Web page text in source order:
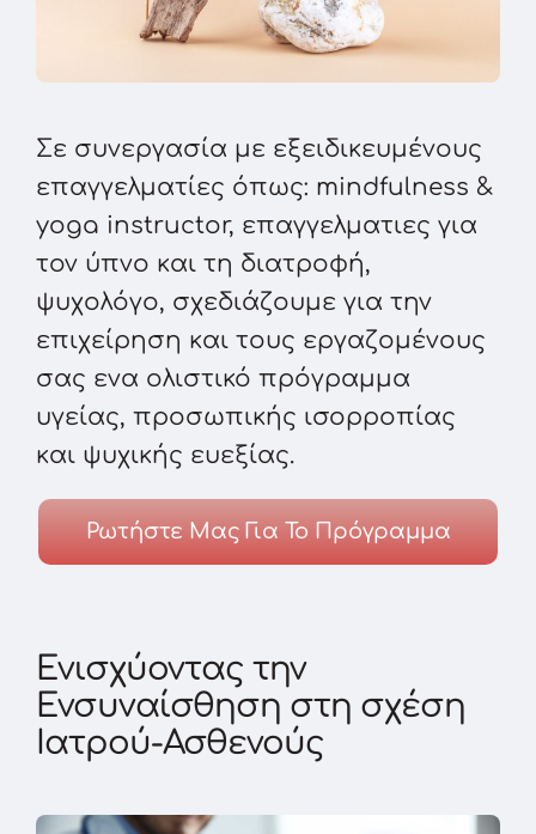
Σε συνεργασία με εξειδικευμένους
επαγγελματίες όπως: mindfulness &
yoga instructor, επαγγελματιες για
τον ύπνο και τη διατροφή,
ψυχολόγο, σχεδιάζουμε για την
επιχείρηση και τους εργαζομένους
σας ενα ολιστικό πρόγραμμα
υγείας, προσωπικής ισορροπίας
και ψυχικής ευεξίας.
Ρωτήστε Μας Για Το Πρόγραμμα
Ενισχύοντας την
Ενσυναίσθηση στη σχέση
Ιατρού-Ασθενούς